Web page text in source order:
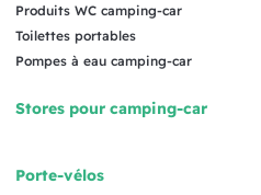
Produits WC camping-car
Toilettes portables
Pompes à eau camping-car
Stores pour camping-car
Porte-vélos